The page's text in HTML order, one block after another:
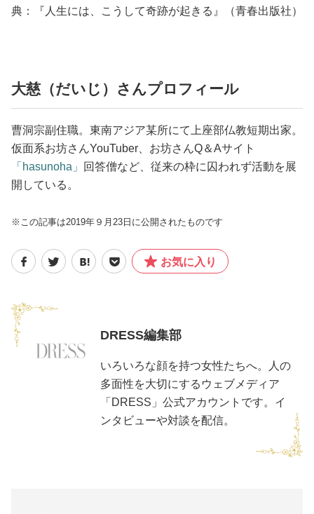
典：『人生には、こうして奇跡が起きる』（青春出版社）
大慈（だいじ）さんプロフィール
曹洞宗副住職。東南アジア某所にて上座部仏教短期出家。
仮面系お坊さんYouTuber、お坊さんQ＆Aサイト
「hasunoha」
回答僧など、従来の枠に囚われず活動を展
開している。
※この記事は2019年９月23日に公開されたものです
お気に入り
DRESS編集部
いろいろな顔を持つ女性たちへ。人の
多面性を大切にするウェブメディア
「DRESS」公式アカウントです。イ
ンタビューや対談を配信。